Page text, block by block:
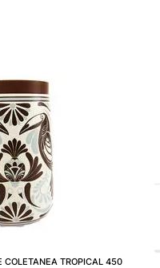
COLETANEA TROPICAL 450